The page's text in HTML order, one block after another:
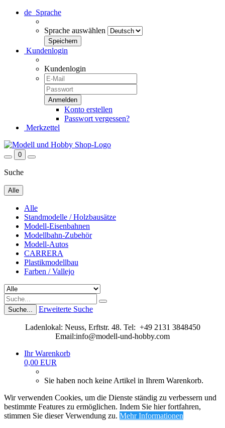
de Sprache
Sprache auswählen
Kundenlogin
Kundenlogin
Konto erstellen
Passwort vergessen?
Merkzettel
0
Suche
Alle
Alle
Standmodelle / Holzbausätze
Modell-Eisenbahnen
Modellbahn-Zubehör
Modell-Autos
CARRERA
Plastikmodellbau
Farben / Vallejo
Suche... Erweiterte Suche
Ladenlokal: Neuss, Erftstr. 48. Tel: +49 2131 3848450
Email:info@modell-und-hobby.com
Ihr Warenkorb
0,00 EUR
Sie haben noch keine Artikel in Ihrem Warenkorb.
Wir verwenden Cookies, um die Dienste ständig zu verbessern und
bestimmte Features zu ermöglichen. Indem Sie hier fortfahren,
stimmen Sie dieser Verwendung zu. Mehr Informationen